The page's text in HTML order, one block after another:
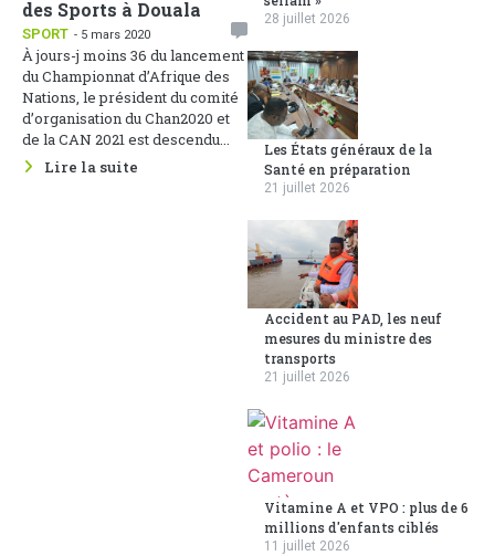
des Sports à Douala
SPORT - 5 mars 2020
À jours-j moins 36 du lancement
du Championnat d’Afrique des
Nations, le président du comité
d’organisation du Chan2020 et
de la CAN 2021 est descendu...
Lire la suite
28 juillet 2026
Les États généraux de la
Santé en préparation
21 juillet 2026
Accident au PAD, les neuf
mesures du ministre des
transports
21 juillet 2026
Vitamine A et VPO : plus de 6
millions d'enfants ciblés
11 juillet 2026